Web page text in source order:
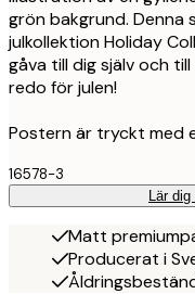
grön bakgrund.
julkollektion Holiday
gåva till dig själv och
redo för julen!
Postern är tryckt med
16578-3
Lär
Matt
Producerat i